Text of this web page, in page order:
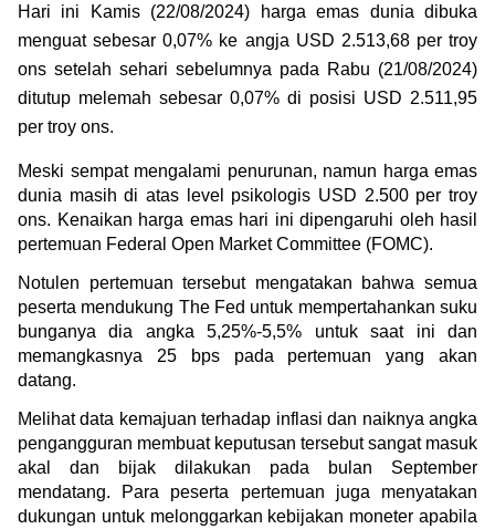
Profile
Tata Kelola
Hari ini Kamis (22/08/2024) harga emas dunia dibuka
menguat sebesar 0,07% ke angja USD 2.513,68 per troy
ons setelah sehari sebelumnya pada Rabu (21/08/2024)
ditutup melemah sebesar 0,07% di posisi USD 2.511,95
per troy ons.
Meski sempat mengalami penurunan, namun harga emas
dunia masih di atas level psikologis USD 2.500 per troy
ons. Kenaikan harga emas hari ini dipengaruhi oleh hasil
pertemuan Federal Open Market Committee (FOMC).
Notulen pertemuan tersebut mengatakan bahwa semua
peserta mendukung The Fed untuk mempertahankan suku
bunganya dia angka 5,25%-5,5% untuk saat ini dan
memangkasnya 25 bps pada pertemuan yang akan
datang.
Melihat data kemajuan terhadap inflasi dan naiknya angka
pengangguran membuat keputusan tersebut sangat masuk
akal dan bijak dilakukan pada bulan September
mendatang. Para peserta pertemuan juga menyatakan
dukungan untuk melonggarkan kebijakan moneter apabila